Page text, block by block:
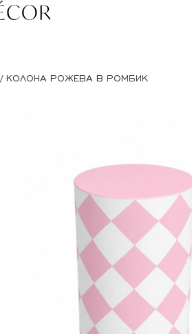
/ КОЛОНА РОЖЕВА В РОМБИК